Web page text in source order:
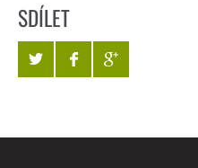
SDÍLET